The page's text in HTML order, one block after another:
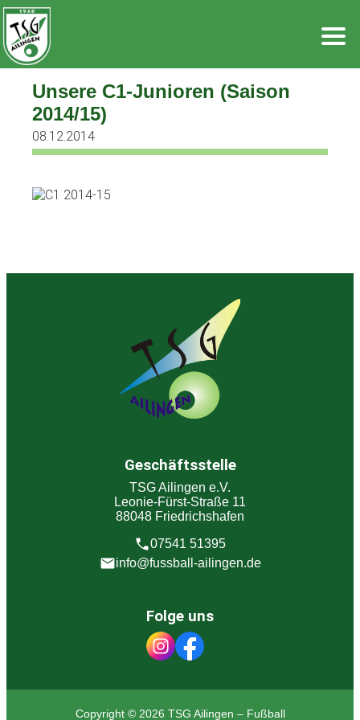
Zum
Inhalt
springen
Unsere C1-Junioren (Saison
2014/15)
08.12.2014
Geschäftsstelle
TSG Ailingen e.V.
Leonie-Fürst-Straße 11
88048 Friedrichshafen
07541 51395
info@fussball-ailingen.de
Folge uns
Copyright © 2026 TSG Ailingen – Fußball